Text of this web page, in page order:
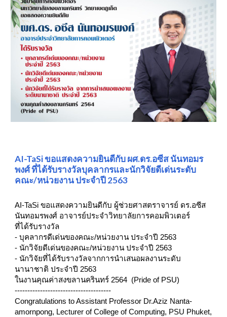
AI-TaSi ขอแสดงความยินดีกับ ผศ.ดร.อซีส นันทอมร
พงศ์ ที่ได้รับรางวัลบุคลากรและนักวิจัยดีเด่นระดับ
คณะ/หน่วยงาน ประจำปี 2563
AI-TaSiขอแสดงความยินดีกับ ผู้ช่วยศาสตราจารย์ ดร.อซีส
นันทอมรพงศ์ อาจารย์ประจำวิทยาลัยการคอมพิวเตอร์
ที่ได้รับรางวัล
- บุคลากรดีเด่นของคณะ/หน่วยงาน ประจำปี 2563
- นักวิจัยดีเด่นของคณะ/หน่วยงาน ประจำปี 2563
- นักวิจัยที่ได้รับรางวัลจากการนำเสนอผลงานระดับ
นานาชาติ ประจำปี 2563
ในงานคุณค่าสงขลานครินทร์ 2564 (Pride of PSU)
--------------------------------------
Congratulations to Assistant Professor Dr.Aziz Nanta-
amornpong, Lecturer of College of Computing, PSU Phuket,